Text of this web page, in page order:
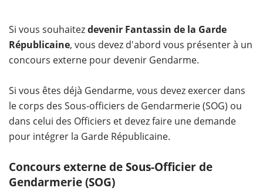
Si vous souhaitezdevenir Fantassin de la Garde
Républicaine, vous devez d'abord vous présenter à un
concours externe pour devenir Gendarme.
Si vous êtes déjà Gendarme, vous devez exercer dans
le corps des Sous-officiers de Gendarmerie (SOG) ou
dans celui des Officiers et devez faire une demande
pour intégrer la Garde Républicaine.
Concours externe de Sous-Officier de
Gendarmerie (SOG)